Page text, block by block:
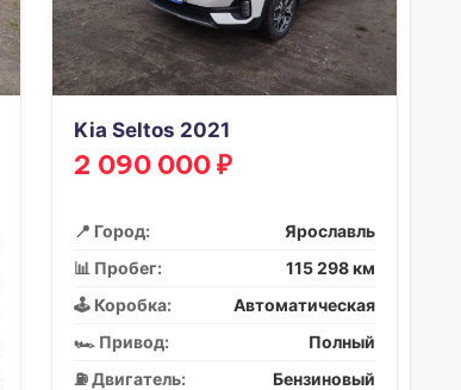
Kia Seltos 2021
2 090 000 ₽
📍 Город:
Ярославль
📊 Пробег:
115 298 км
🕹️ Коробка:
Автоматическая
🏎️ Привод:
Полный
⛽ Двигатель:
Бензиновый